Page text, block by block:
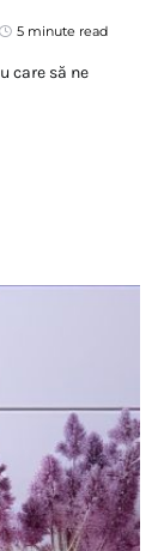
5 minute read
care să ne